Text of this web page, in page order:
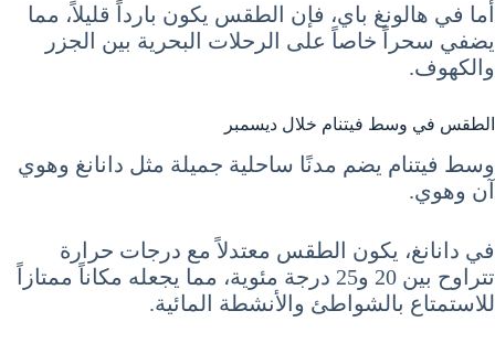
أما في هالونغ باي، فإن الطقس يكون بارداً قليلاً، مما
يضفي سحراً خاصاً على الرحلات البحرية بين الجزر
والكهوف.
الطقس في وسط فيتنام خلال ديسمبر
وسط فيتنام يضم مدنًا ساحلية جميلة مثل دانانغ وهوي
آن وهوي.
في دانانغ، يكون الطقس معتدلاً مع درجات حرارة
تتراوح بين 20 و25 درجة مئوية، مما يجعله مكاناً ممتازاً
للاستمتاع بالشواطئ والأنشطة المائية.